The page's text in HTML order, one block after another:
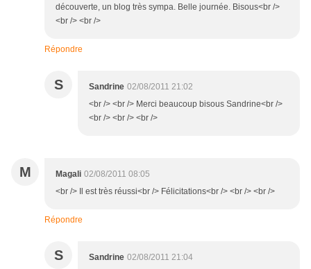
découverte, un blog très sympa. Belle journée. Bisous<br />
<br /> <br />
Répondre
S Sandrine 02/08/2011 21:02
<br /> <br /> Merci beaucoup bisous Sandrine<br />
<br /> <br /> <br />
M Magali 02/08/2011 08:05
<br /> Il est très réussi<br /> Félicitations<br /> <br /> <br />
Répondre
S Sandrine 02/08/2011 21:04